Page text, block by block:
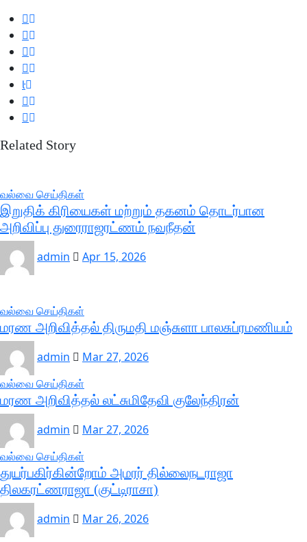
Related Story
வல்வை செய்திகள்
இறுதிக் கிரியைகள் மற்றும் தகனம் தொடர்பான
அறிவிப்பு துரைராஜரட்ணம் நவநீதன்
admin
Apr 15, 2026
வல்வை செய்திகள்
மரண அறிவித்தல் திருமதி மஞ்சுளா பாலசுப்ரமணியம்
admin
Mar 27, 2026
வல்வை செய்திகள்
மரண அறிவித்தல் லட்சுமிதேவி குலேந்திரன்
admin
Mar 27, 2026
வல்வை செய்திகள்
துயர்பகிர்கின்றோம் அமரர் தில்லைநடராஜா
திலகரட்ணராஜா (குட்டிராசா)
admin
Mar 26, 2026